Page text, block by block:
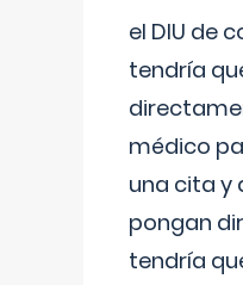
el DIU de
tendría
médico
una cita y
pongan
tendría